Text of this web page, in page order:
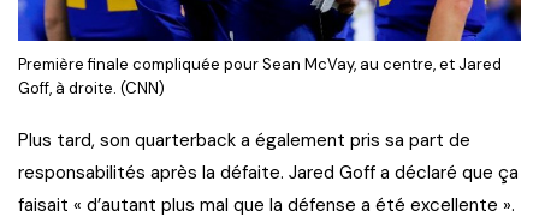
Première finale compliquée pour Sean McVay, au centre, et Jared
Goff, à droite. (CNN)
Plus tard, son quarterback a également pris sa part de
responsabilités après la défaite. Jared Goff a déclaré que ça
faisait « d’autant plus mal que la défense a été excellente ».